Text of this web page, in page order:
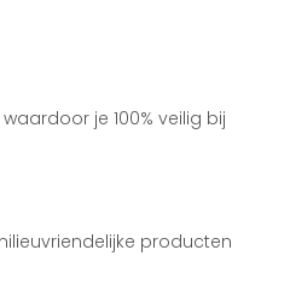
je 100% veilig bij
producten